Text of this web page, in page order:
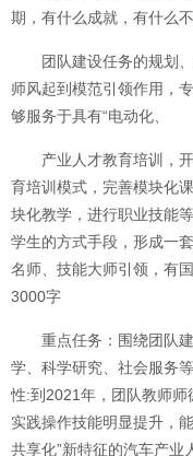
期，有什么成就，有什么
团队建设任务的规划、
师风起到模范引领作用，
够服务于具有“电动化、
产业人才教育培训，开
育培训模式，完善模块化
块化教学，进行职业技能
学生的方式手段，形成一
名师、技能大师引领，有
3000字
重点任务：围绕团队建
学、科学研究、社会服务
性:到2021年，团队教师
实践操作技能明显提升，
共享化”新特征的汽车产业